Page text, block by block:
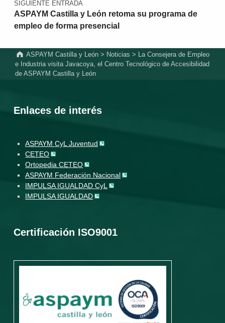
SIGUIENTE ENTRADA
ASPAYM Castilla y León retoma su programa de
empleo de forma presencial
ASPAYM Castilla y León > Noticias > La Consejera de Empleo
e Industria visita Javacoya, el Centro Tecnológico de Accesibilidad
de ASPAYM Castilla y León
Enlaces de interés
ASPAYM CyL Juventud
CETEO
Ortopedia CETEO
ASPAYM Federación Nacional
IMPULSA IGUALDAD CyL
IMPULSA IGUALDAD
Certificación ISO9001